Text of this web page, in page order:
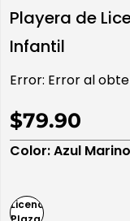
Playera de
Infantil
Error: Error al
$79.90
Color:Azul Marino
10. playera manga